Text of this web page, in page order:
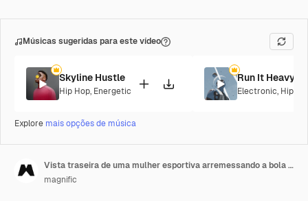
Músicas sugeridas para este vídeo
Skyline Hustle
Hip Hop, Energetic
Run It Heavy
Electronic, Hip
Explore mais opções de música
Vista traseira de uma mulher esportiva arremessando a bola e marcando cesta em quadra de basquete ao ar livre
magnific